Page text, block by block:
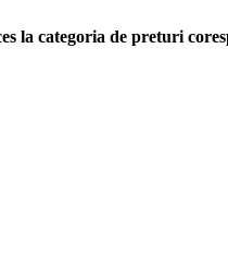
la categoria de preturi